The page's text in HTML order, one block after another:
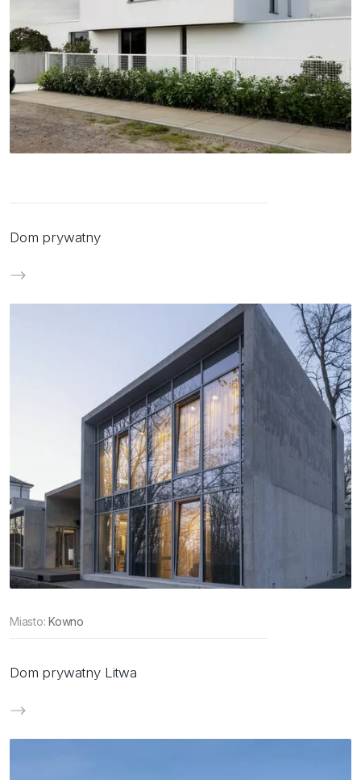
Dom prywatny
Miasto:Kowno
Dom prywatny Litwa